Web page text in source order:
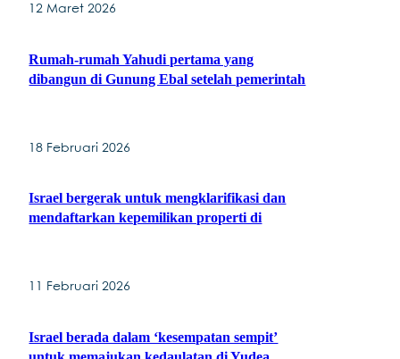
12 Maret 2026
Rumah-rumah Yahudi pertama yang
dibangun di Gunung Ebal setelah pemerintah
18 Februari 2026
Israel bergerak untuk mengklarifikasi dan
mendaftarkan kepemilikan properti di
11 Februari 2026
Israel berada dalam ‘kesempatan sempit’